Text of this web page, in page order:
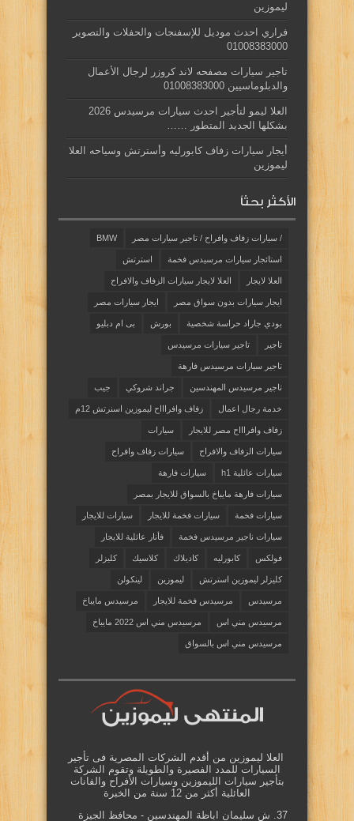
ليموزين
فراري احدث موديل للإسفنجات والحفلات والتصوير
01008383000
تاجير سيارات مصفحه لاند كروزر لرجال الأعمال
والدبلوماسيين 01008383000
العلا ليمو لتأجير احدث سيارات مرسيدس 2026
بشكلها الجديد المتطور ……
أيجار سيارات زفاف كابورليه وأسترتش وسياحه العلا
ليموزين
الأكثر بحثاً
/ سيارات زفاف وافراح / تاجير سيارات مصر BMW
استائجار سيارات مرسيدس فخمة استرتش
العلا لايجار العلا لايجار سيارات الزفاف والافراح
ايجار سيارات بدون سواق مصر ايجار سيارات مصر
بودي جاراد حراسة شخصية بورش بى ام دبليو
تاجير تاجير سيارات مرسيدس
تاجير سيارات مرسيدس فارهة
تاجير مرسيدس المهندسين جراند شروكي جيب
خدمة رجال اعمال زفاف وافراااح ليموزين اسنرتش 12م
زفاف وافراااح مصر للايجار سيارات
سيارات الزفاف والافراح سيارات زفاف وافراح
سيارات عائلية h1 سيارات فارهة
سيارات فارهة مايباخ بالسواق للايجار بمصر
سيارات فخمة سيارات فخمة للايجار سيارات للايجار
سيارات ناجير مرسيدس فخمة فأنار عائلية للايجار
فولكس كابورليه كاديلاك كلاسيك كليزلر
كليزلر ليموزين استرتش ليموزين لينكولن
مرسيدس مرسيدس فخمة للايجار مرسيدس مايباخ
مرسيدس مني اس مرسيدس مني اس 2022 مايباخ
مرسيدس مني اس بالسواق
العلا ليموزين من أقدم الشركات المصرية فى تأجير
السيارات للمدد الفصيرة والطويلة وتقوم الشركة
بتأجير سيارات الليموزين وسيارات الأفراح والفانات
العائلية أكثر من 12 سنة من الخبرة
37. ش سليمان اباظة المهندسين - محافظ الجيزة